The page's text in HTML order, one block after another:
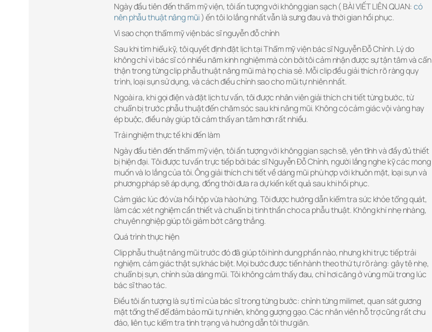
Ngày đầu tiên đến thẩm mỹ viện, tôi ấn tượng với không gian sạch ( BÀI VIẾT LIÊN QUAN:có
nên phẫu thuật nâng mũi) ến tôi lo lắng nhất vẫn là sưng đau và thời gian hồi phục.
Vì sao chọn thẩm mỹ viện bác sĩ nguyễn đỗ chỉnh
Sau khi tìm hiểu kỹ, tôi quyết định đặt lịch tại Thẩm mỹ viện bác sĩ Nguyễn Đỗ Chỉnh. Lý do
không chỉ vì bác sĩ có nhiều năm kinh nghiệm mà còn bởi tôi cảm nhận được sự tận tâm và cẩn
thận trong từng clip phẫu thuật nâng mũi mà họ chia sẻ. Mỗi clip đều giải thích rõ ràng quy
trình, loại sụn sử dụng, và cách điều chỉnh sao cho mũi tự nhiên nhất.
Ngoài ra, khi gọi điện và đặt lịch tư vấn, tôi được nhân viên giải thích chi tiết từng bước, từ
chuẩn bị trước phẫu thuật đến chăm sóc sau khi nâng mũi. Không có cảm giác vội vàng hay
ép buộc, điều này giúp tôi cảm thấy an tâm hơn rất nhiều.
Trải nghiệm thực tế khi đến làm
Ngày đầu tiên đến thẩm mỹ viện, tôi ấn tượng với không gian sạch sẽ, yên tĩnh và đầy đủ thiết
bị hiện đại. Tôi được tư vấn trực tiếp bởi bác sĩ Nguyễn Đỗ Chỉnh, người lắng nghe kỹ các mong
muốn và lo lắng của tôi. Ông giải thích chi tiết về dáng mũi phù hợp với khuôn mặt, loại sụn và
phương pháp sẽ áp dụng, đồng thời đưa ra dự kiến kết quả sau khi hồi phục.
Cảm giác lúc đó vừa hồi hộp vừa hào hứng. Tôi được hướng dẫn kiểm tra sức khỏe tổng quát,
làm các xét nghiệm cần thiết và chuẩn bị tinh thần cho ca phẫu thuật. Không khí nhẹ nhàng,
chuyên nghiệp giúp tôi giảm bớt căng thẳng.
Quá trình thực hiện
Clip phẫu thuật nâng mũi trước đó đã giúp tôi hình dung phần nào, nhưng khi trực tiếp trải
nghiệm, cảm giác thật sự khác biệt. Mọi bước được tiến hành theo thứ tự rõ ràng: gây tê nhẹ,
chuẩn bị sụn, chỉnh sửa dáng mũi. Tôi không cảm thấy đau, chỉ hơi căng ở vùng mũi trong lúc
bác sĩ thao tác.
Điều tôi ấn tượng là sự tỉ mỉ của bác sĩ trong từng bước: chỉnh từng milimet, quan sát gương
mặt tổng thể để đảm bảo mũi tự nhiên, không gượng gạo. Các nhân viên hỗ trợ cũng rất chu
đáo, liên tục kiểm tra tình trạng và hướng dẫn tôi thư giãn.